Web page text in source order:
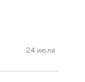
24 июля